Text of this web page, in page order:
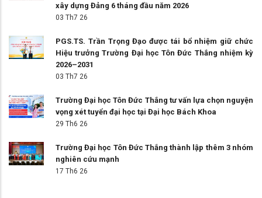
xây dựng Đảng 6 tháng đầu năm 2026
03 Th7 26
PGS.TS. Trần Trọng Đạo được tái bổ nhiệm giữ chức
Hiệu trưởng Trường Đại học Tôn Đức Thắng nhiệm kỳ
2026–2031
03 Th7 26
Trường Đại học Tôn Đức Thắng tư vấn lựa chọn nguyện
vọng xét tuyển đại học tại Đại học Bách Khoa
29 Th6 26
Trường Đại học Tôn Đức Thắng thành lập thêm 3 nhóm
nghiên cứu mạnh
17 Th6 26